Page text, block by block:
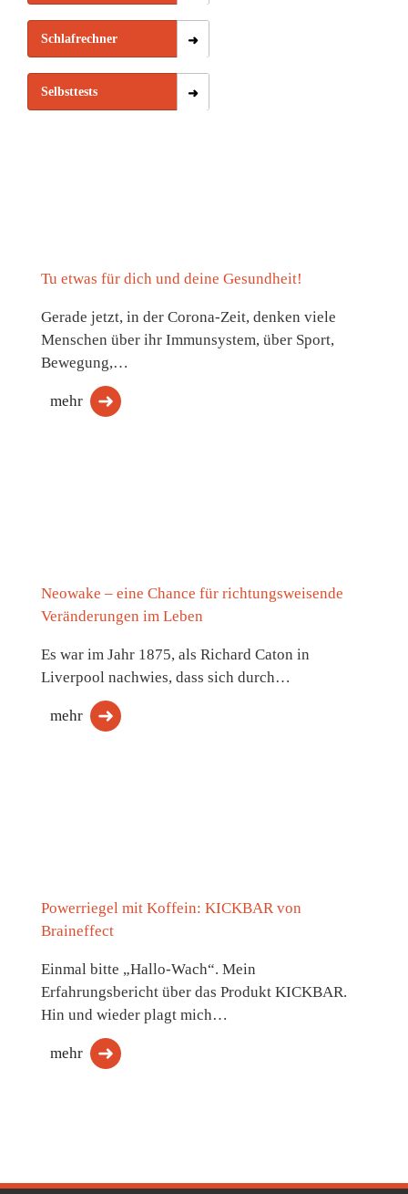
Schlafrechner
Selbsttests
Tu etwas für dich und deine Gesundheit!
Gerade jetzt, in der Corona-Zeit, denken viele
Menschen über ihr Immunsystem, über Sport,
Bewegung,…
mehr
Neowake – eine Chance für richtungsweisende
Veränderungen im Leben
Es war im Jahr 1875, als Richard Caton in
Liverpool nachwies, dass sich durch…
mehr
Powerriegel mit Koffein: KICKBAR von
Braineffect
Einmal bitte „Hallo-Wach“. Mein
Erfahrungsbericht über das Produkt KICKBAR.
Hin und wieder plagt mich…
mehr